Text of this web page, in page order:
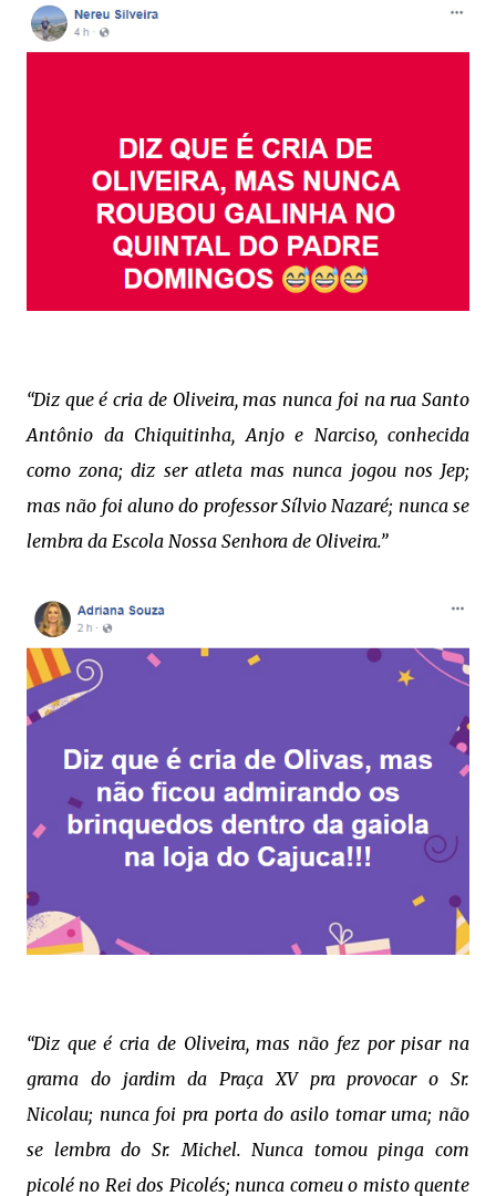
“Diz que é cria de Oliveira, mas nunca foi na rua Santo
Antônio da Chiquitinha, Anjo e Narciso, conhecida
como zona; diz ser atleta mas nunca jogou nos Jep;
mas não foi aluno do professor Sílvio Nazaré; nunca se
lembra da Escola Nossa Senhora de Oliveira.”
“Diz que é cria de Oliveira, mas não fez por pisar na
grama do jardim da Praça XV pra provocar o Sr.
Nicolau; nunca foi pra porta do asilo tomar uma; não
se lembra do Sr. Michel. Nunca tomou pinga com
picolé no Rei dos Picolés; nunca comeu o misto quente